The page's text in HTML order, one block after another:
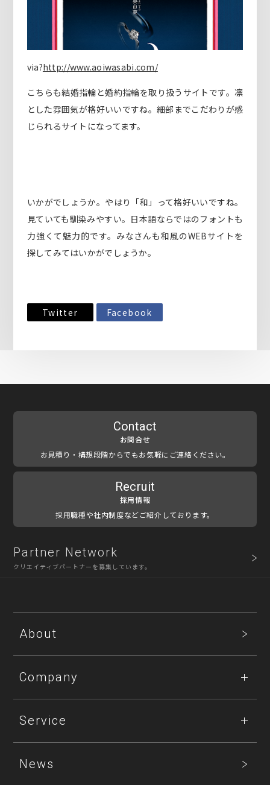
via?http://www.aoiwasabi.com/
こちらも結婚指輪と婚約指輪を取り扱うサイトです。凛
とした雰囲気が格好いいですね。細部までこだわりが感
じられるサイトになってます。
いかがでしょうか。やはり「和」って格好いいですね。
見ていても馴染みやすい。日本語ならではのフォントも
力強くて魅力的です。みなさんも和風のWEBサイトを
探してみてはいかがでしょうか。
Twitter Facebook
Contact
お問合せ
お見積り・構想段階からでもお気軽にご連絡ください。
Recruit
採用情報
採用職種や社内制度などご紹介しております。
Partner Network
クリエイティブパートナーを募集しています。
About
Company
Service
News